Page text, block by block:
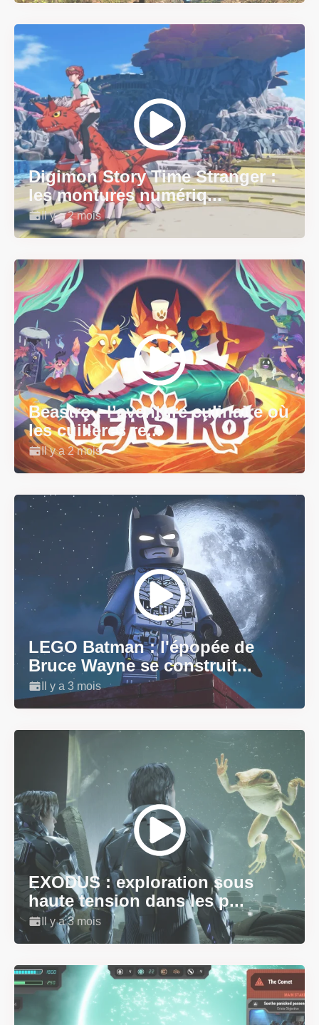
Digimon Story Time Stranger :
les montures numériq...
Il y a 2 mois
Beastro : l’aventure culinaire où
les cuillères re...
Il y a 2 mois
LEGO Batman : l'épopée de
Bruce Wayne se construit...
Il y a 3 mois
EXODUS : exploration sous
haute tension dans les p...
Il y a 3 mois